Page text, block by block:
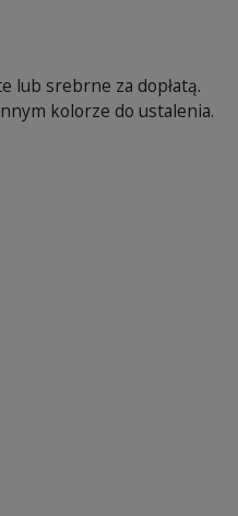
lub srebrne za dopłatą.
kolorze do ustalenia.